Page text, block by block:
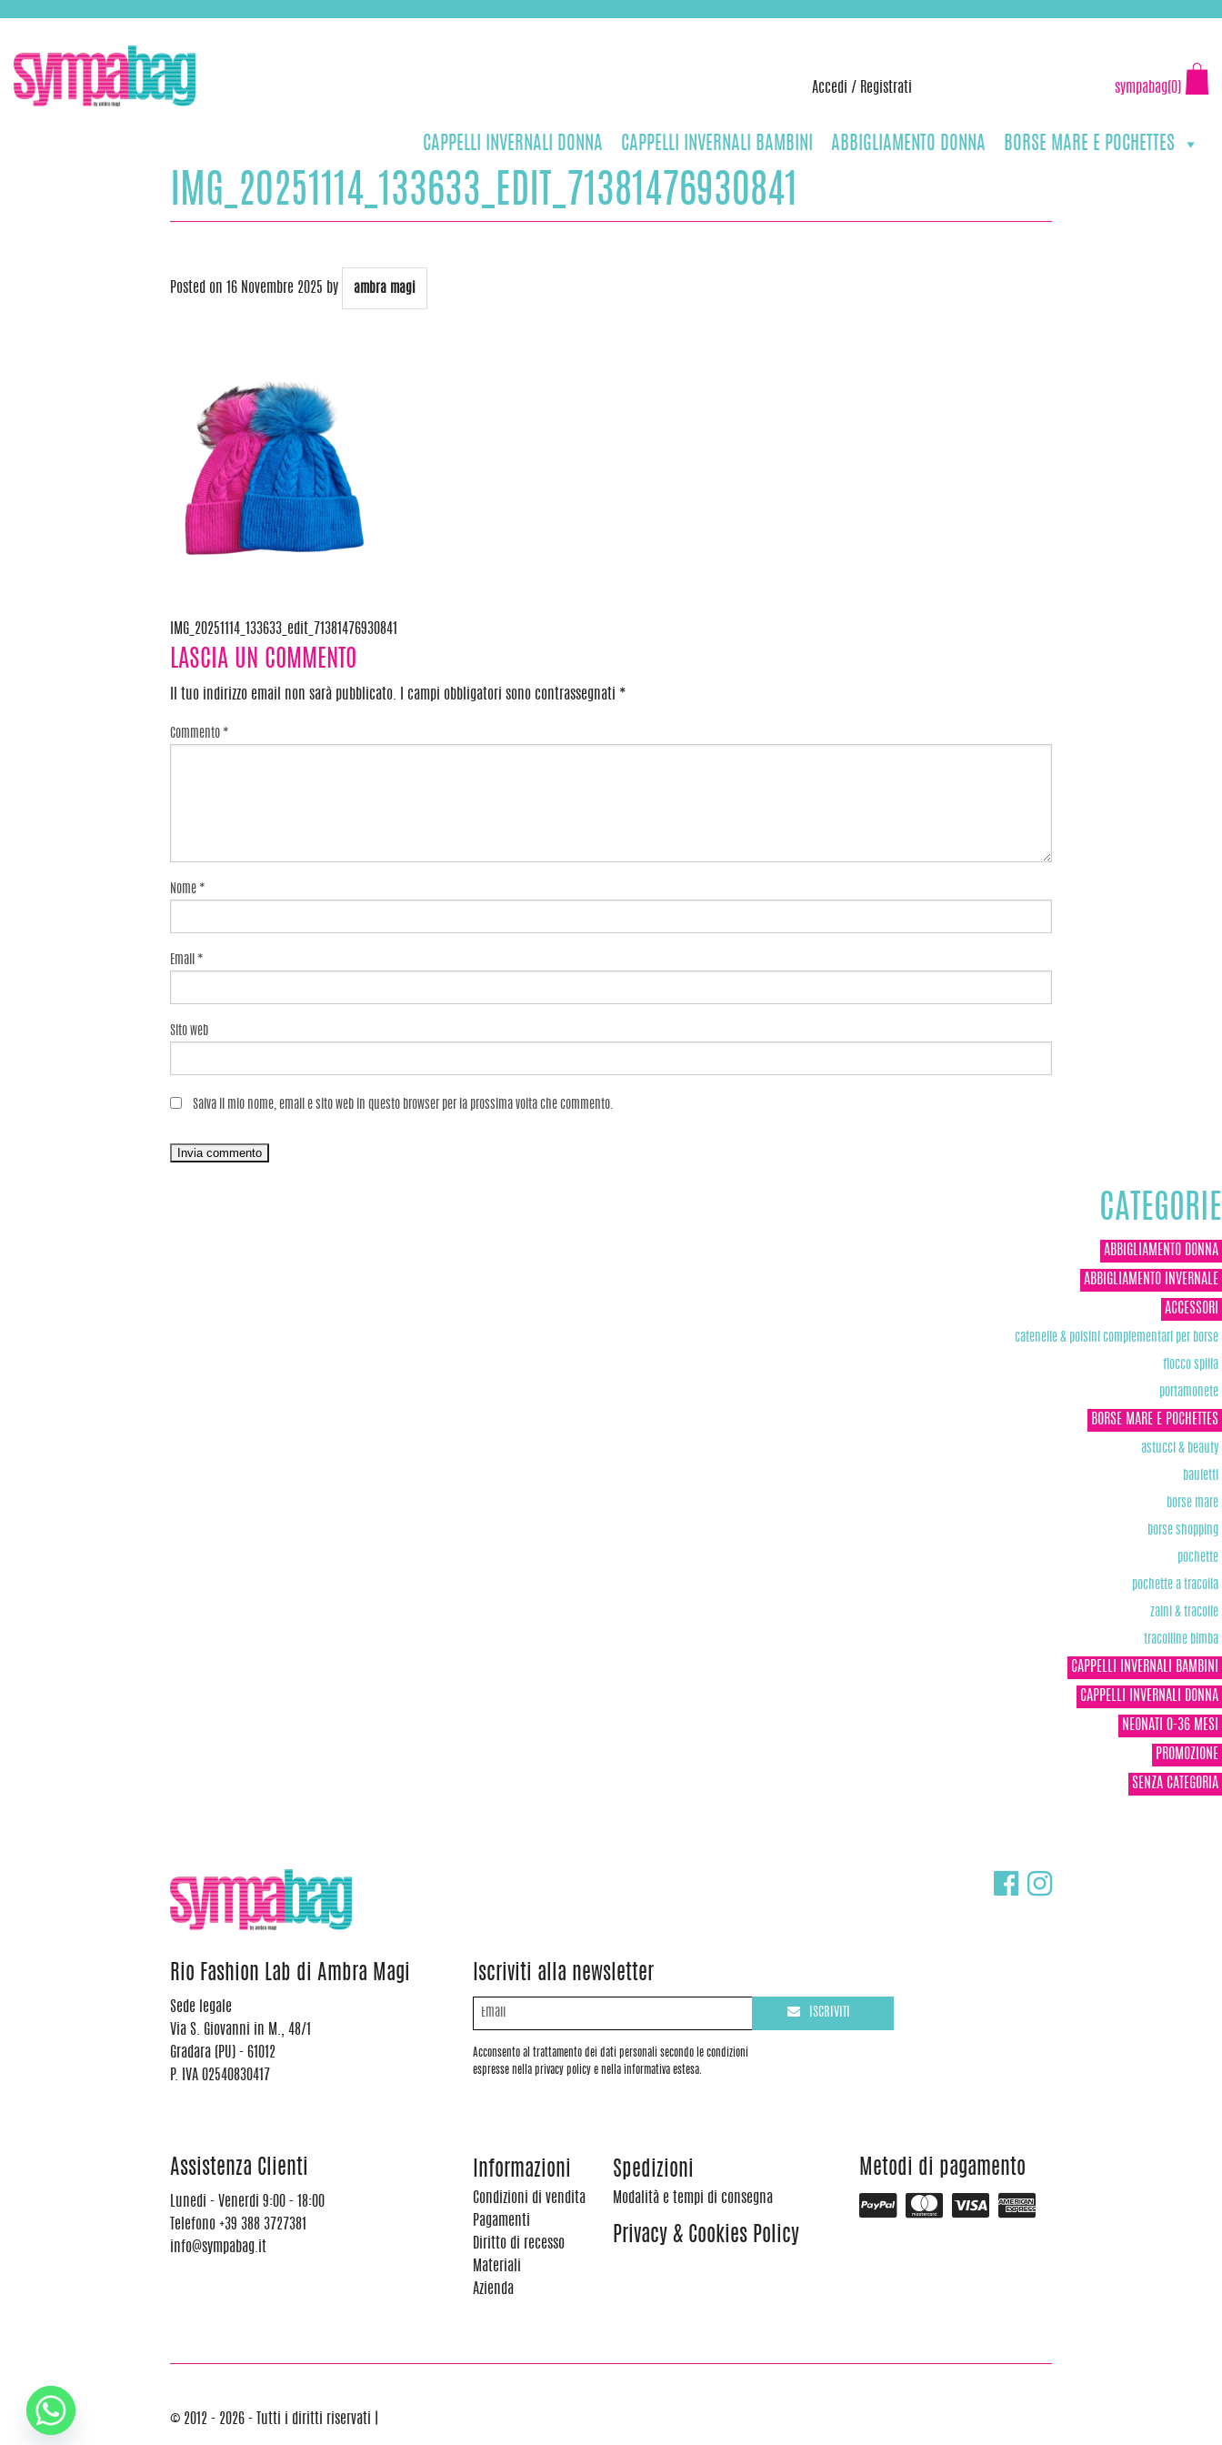
content
Accedi / Registrati sympabag(0)
CAPPELLI INVERNALI DONNA CAPPELLI INVERNALI BAMBINI ABBIGLIAMENTO DONNA BORSE MARE E POCHETTES
IMG_20251114_133633_EDIT_71381476930841
Posted on 16 Novembre 2025 by ambra magi
Navigazione
articoli
IMG_20251114_133633_edit_71381476930841
LASCIA UN COMMENTO
Il tuo indirizzo email non sarà pubblicato. I campi obbligatori sono contrassegnati *
Commento *
Nome *
Email *
Sito web
Salva il mio nome, email e sito web in questo browser per la prossima volta che commento.
CATEGORIE
ABBIGLIAMENTO DONNA
ABBIGLIAMENTO INVERNALE
ACCESSORI
catenelle & polsini complementari per borse
fiocco spilla
portamonete
BORSE MARE E POCHETTES
astucci & beauty
bauletti
borse mare
borse shopping
pochette
pochette a tracolla
zaini & tracolle
tracolline bimba
CAPPELLI INVERNALI BAMBINI
CAPPELLI INVERNALI DONNA
NEONATI 0-36 MESI
PROMOZIONE
SENZA CATEGORIA
Rio Fashion Lab di Ambra Magi
Sede legale
Via S. Giovanni in M., 48/1
Gradara (PU) - 61012
P. IVA 02540830417
Iscriviti alla newsletter
Acconsento al trattamento dei dati personali secondo le condizioni
espresse nella privacy policy e nella informativa estesa.
ISCRIVITI
Assistenza Clienti
Lunedi - Venerdi 9:00 - 18:00
Telefono +39 388 3727381
info@sympabag.it
Informazioni
Condizioni di vendita
Pagamenti
Diritto di recesso
Materiali
Azienda
Spedizioni
Modalità e tempi di consegna
Privacy & Cookies Policy
Metodi di pagamento
© 2012 - 2026 - Tutti i diritti riservati |